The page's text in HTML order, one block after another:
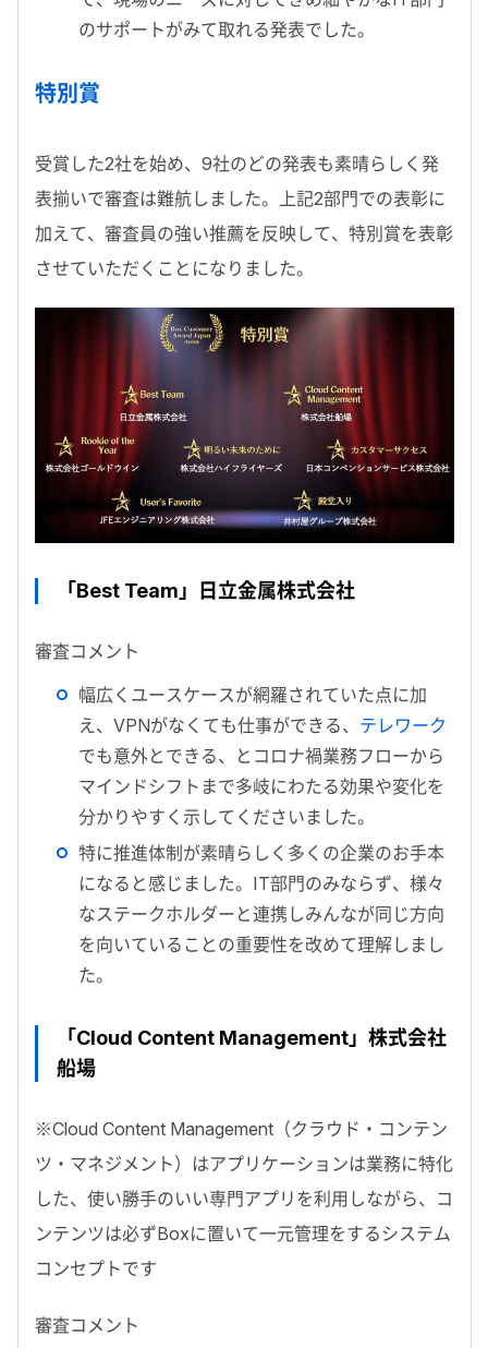
のサポートがみて取れる発表でした。
特別賞
受賞した2社を始め、9社のどの発表も素晴らしく発
表揃いで審査は難航しました。上記2部門での表彰に
加えて、審査員の強い推薦を反映して、特別賞を表彰
させていただくことになりました。
「Best Team」日立金属株式会社
審査コメント
幅広くユースケースが網羅されていた点に加
え、VPNがなくても仕事ができる、 テレワーク
でも意外とできる、とコロナ禍業務フローから
マインドシフトまで多岐にわたる効果や変化を
分かりやすく示してくださいました。
特に推進体制が素晴らしく多くの企業のお手本
になると感じました。IT部門のみならず、様々
なステークホルダーと連携しみんなが同じ方向
を向いていることの重要性を改めて理解しまし
た。
「Cloud Content Management」株式会社
船場
※Cloud Content Management（クラウド・コンテン
ツ・マネジメント）はアプリケーションは業務に特化
した、使い勝手のいい専門アプリを利用しながら、コ
ンテンツは必ずBoxに置いて一元管理をするシステム
コンセプトです
審査コメント